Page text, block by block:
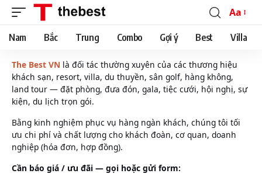
Font
Resizer
Aa
Nam Bắc Trung Combo Gợi ý Best Villa
The Best VN là đối tác thường xuyên của các thương hiệu
khách sạn, resort, villa, du thuyền, sân golf, hàng không,
land tour — đặt phòng, đưa đón, gala, tiệc cưới, hội nghị, sự
kiện, du lịch trọn gói.
Bằng kinh nghiệm phục vụ hàng ngàn khách, chúng tôi tối
ưu chi phí và chất lượng cho khách đoàn, cơ quan, doanh
nghiệp (hóa đơn, hợp đồng).
Cần báo giá / ưu đãi — gọi hoặc gửi form: